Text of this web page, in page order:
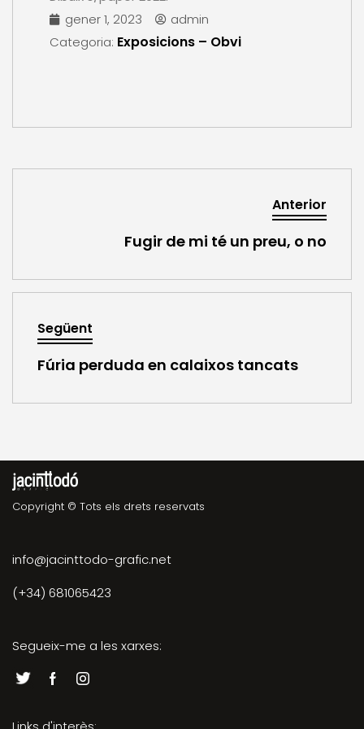
gener 1, 2023
admin
Categoria: Exposicions – Obvi
Anterior
Fugir de mi té un preu, o no
Següent
Fúria perduda en calaixos tancats
Copyright © Tots els drets reservats
info@jacinttodo-grafic.net
(+34) 681065423
Segueix-me a les xarxes: